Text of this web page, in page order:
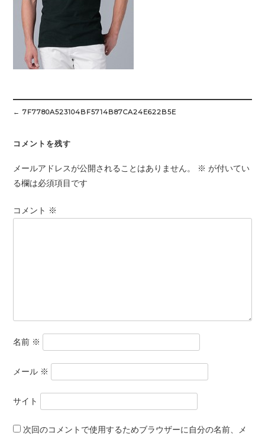
Post
navigation
← 7F7780A523104BF5714B87CA24E622B5E
コメントを残す
メールアドレスが公開されることはありません。 ※ が付いてい
る欄は必須項目です
コメント ※
名前 ※
メール ※
サイト
次回のコメントで使用するためブラウザーに自分の名前、メ